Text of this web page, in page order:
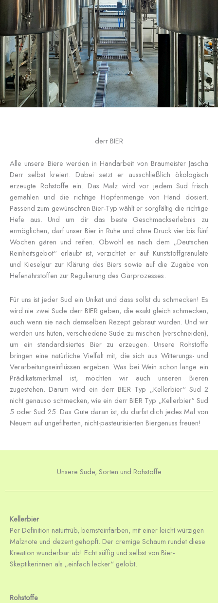
derr BIER
Alle unsere Biere werden in Handarbeit von Braumeister Jascha
Derr selbst kreiert. Dabei setzt er ausschließlich ökologisch
erzeugte Rohstoffe ein. Das Malz wird vor jedem Sud frisch
gemahlen und die richtige Hopfenmenge von Hand dosiert.
Passend zum gewünschten Bier-Typ wählt er sorgfältig die richtige
Hefe aus. Und um dir das beste Geschmackserlebnis zu
ermöglichen, darf unser Bier in Ruhe und ohne Druck vier bis fünf
Wochen gären und reifen. Obwohl es nach dem „Deutschen
Reinheitsgebot“ erlaubt ist, verzichtet er auf Kunststoffgranulate
und Kieselgur zur Klärung des Biers sowie auf die Zugabe von
Hefenährstoffen zur Regulierung des Gärprozesses.
Für uns ist jeder Sud ein Unikat und dass sollst du schmecken! Es
wird nie zwei Sude derr BIER geben, die exakt gleich schmecken,
auch wenn sie nach demselben Rezept gebraut wurden. Und wir
werden uns hüten, verschiedene Sude zu mischen (verschneiden),
um ein standardisiertes Bier zu erzeugen. Unsere Rohstoffe
bringen eine natürliche Vielfalt mit, die sich aus Witterungs- und
Verarbeitungseinflüssen ergeben. Was bei Wein schon lange ein
Prädikatsmerkmal ist, möchten wir auch unseren Bieren
zugestehen. Darum wird ein derr BIER Typ „Kellerbier“ Sud 2
nicht genauso schmecken, wie ein derr BIER Typ „Kellerbier“ Sud
5 oder Sud 25. Das Gute daran ist, du darfst dich jedes Mal von
Neuem auf ungefilterten, nicht-pasteurisierten Biergenuss freuen!
Unsere Sude, Sorten und Rohstoffe
Kellerbier
Per Definition naturtrüb, bernsteinfarben, mit einer leicht würzigen
Malznote und dezent gehopft. Der cremige Schaum rundet diese
Kreation wunderbar ab! Echt süffig und selbst von Bier-
Skeptikerinnen als „einfach lecker“ gelobt.
Rohstoffe